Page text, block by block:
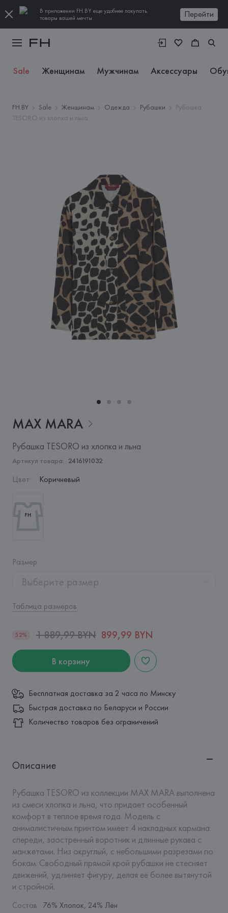
В приложении FH.BY еще удобнее покупать
товары вашей мечты
Перейти
Sale Женщинам Мужчинам Аксессуары
FH.BY Sale Женщинам Одежда Рубашки
Рубашка
TESORO из хлопка и льна
MAX MARA
Рубашка TESORO из хлопка и льна
Артикул товара: 2416191032
Цвет: Коричневый
Размер:
Выберите размер
Таблица размеров
52% 1 889,99 BYN 899,99 BYN
В корзину
Бесплатная доставка за 2 часа по Минску
Быстрая доставка по Беларуси и России
Количество товаров без ограничений
Описание
Рубашка TESORO из коллекции MAX MARA выполнена
из смеси хлопка и льна, что придает особенный
комфорт в теплое время года. Модель с
анималистичным принтом имеет 4 накладных кармана
спереди, заостренный воротник и длинные рукава с
манжетами. Низ округлый, с небольшими разрезами по
бокам. Свободный прямой крой рубашки не стесняет
движений, удлиняет фигуру, делая её более вытянутой
и стройной.
Состав: 76% Хлопок, 24% Лён